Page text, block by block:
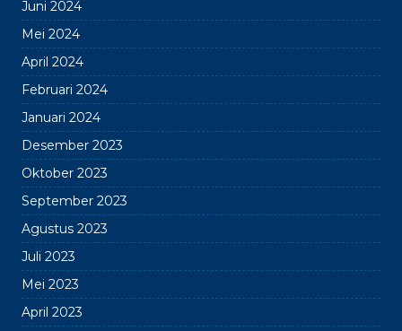
Juni 2024
Mei 2024
April 2024
Februari 2024
Januari 2024
Desember 2023
Oktober 2023
September 2023
Agustus 2023
Juli 2023
Mei 2023
April 2023